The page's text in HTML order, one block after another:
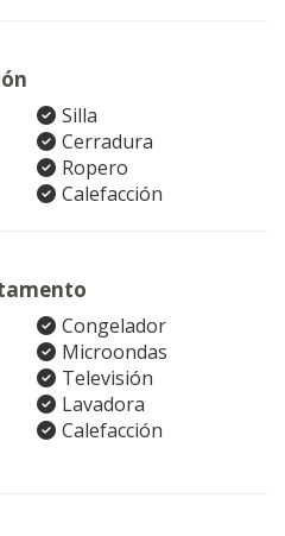
Silla
Cerradura
Ropero
Calefacción
Congelador
Microondas
Televisión
Lavadora
Calefacción